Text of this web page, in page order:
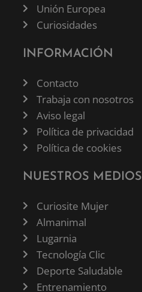
Unión Europea
Curiosidades
INFORMACIÓN
Contacto
Trabaja con nosotros
Aviso legal
Política de privacidad
Política de cookies
NUESTROS MEDIOS
Curiosite Mujer
Almanimal
Lugarnia
Tecnología Clic
Deporte Saludable
Entrenamiento